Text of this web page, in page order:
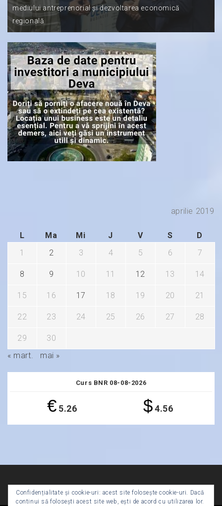
mediului antreprenorial și dezvoltarea economică
regională
aprilie 2019
L Ma Mi J V S
D
1
2 3 4 5 6 7
8 9 10 11 12 13 14
15 16 17 18 19 20 21
22 23 24 25 26 27 28
29
30
« mart.
mai »
Curs BNR 08-08-2026
€ 5.26 $4.56
Confidențialitate și cookie-uri: acest site folosește cookie-uri. Dacă
continui să folosești acest site web, ești de acord cu utilizarea lor.